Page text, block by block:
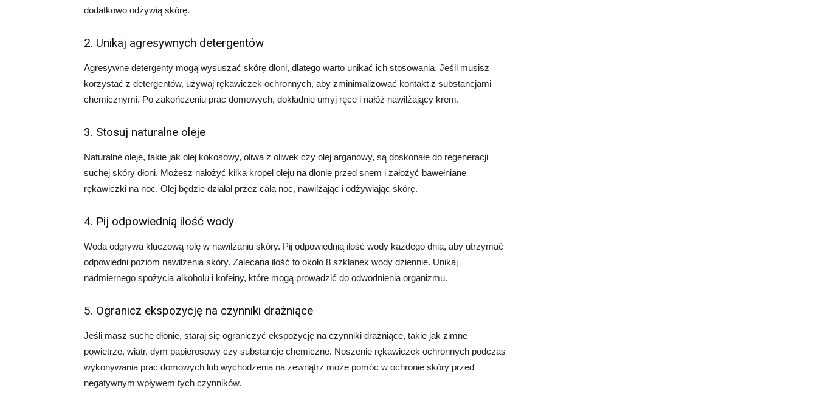
dodatkowo odżywią skórę.
2. Unikaj agresywnych detergentów
Agresywne detergenty mogą wysuszać skórę dłoni, dlatego warto unikać ich stosowania. Jeśli musisz
korzystać z detergentów, używaj rękawiczek ochronnych, aby zminimalizować kontakt z substancjami
chemicznymi. Po zakończeniu prac domowych, dokładnie umyj ręce i nałóż nawilżający krem.
3. Stosuj naturalne oleje
Naturalne oleje, takie jak olej kokosowy, oliwa z oliwek czy olej arganowy, są doskonałe do regeneracji
suchej skóry dłoni. Możesz nałożyć kilka kropel oleju na dłonie przed snem i założyć bawełniane
rękawiczki na noc. Olej będzie działał przez całą noc, nawilżając i odżywiając skórę.
4. Pij odpowiednią ilość wody
Woda odgrywa kluczową rolę w nawilżaniu skóry. Pij odpowiednią ilość wody każdego dnia, aby utrzymać
odpowiedni poziom nawilżenia skóry. Zalecana ilość to około 8 szklanek wody dziennie. Unikaj
nadmiernego spożycia alkoholu i kofeiny, które mogą prowadzić do odwodnienia organizmu.
5. Ogranicz ekspozycję na czynniki drażniące
Jeśli masz suche dłonie, staraj się ograniczyć ekspozycję na czynniki drażniące, takie jak zimne
powietrze, wiatr, dym papierosowy czy substancje chemiczne. Noszenie rękawiczek ochronnych podczas
wykonywania prac domowych lub wychodzenia na zewnątrz może pomóc w ochronie skóry przed
negatywnym wpływem tych czynników.